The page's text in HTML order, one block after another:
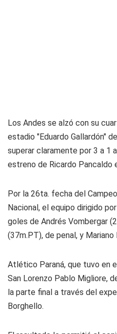
Los Andes se alzó con su
estadio "Eduardo Gallardón"
superar claramente por 3 a 1
estreno de Ricardo Pancaldo
Por la 26ta. fecha del
Nacional, el equipo dirigido
goles de Andrés Vombergar
(37m.PT), de penal, y Mariano
Atlético Paraná, que tuvo en
San Lorenzo Pablo Migliore,
la parte final a través del
Borghello.